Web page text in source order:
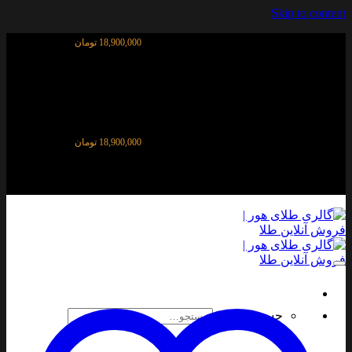
Skip to content
18,900,000 تومان
18,900,000 تومان
جستجو برای: